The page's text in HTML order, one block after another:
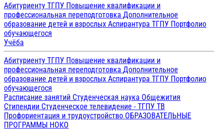
Абитуриенту ТГПУ Повышение квалификации и
профессиональная переподготовка Дополнительное
образование детей и взрослых Аспирантура ТГПУ Портфолио
обучающегося
Учёба
Абитуриенту ТГПУ Повышение квалификации и
профессиональная переподготовка Дополнительное
образование детей и взрослых Аспирантура ТГПУ Портфолио
обучающегося
Расписание занятий Студенческая наука Общежития
Стипендии Студенческое телевидение - ТГПУ ТВ
Профориентация и трудоустройство ОБРАЗОВАТЕЛЬНЫЕ
ПРОГРАММЫ НОКО